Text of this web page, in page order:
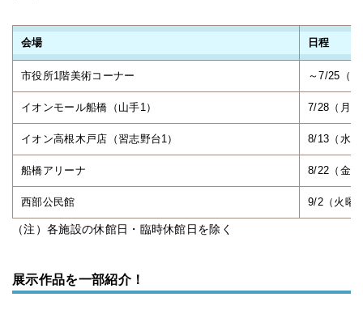
会場 日程
市役所1階美術コーナー ～7/25（
イオンモール船橋（山手1） 7/28（月
イオン高根木戸店（習志野台1） 8/13（水
船橋アリーナ 8/22（金
西部公民館 9/2（火曜
（注）各施設の休館日・臨時休館日を除く
展示作品を一部紹介！